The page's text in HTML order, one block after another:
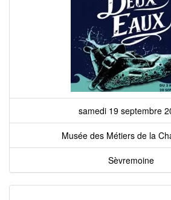
samedi 19 septembre
Musée des Métiers de la
Sèvremoine